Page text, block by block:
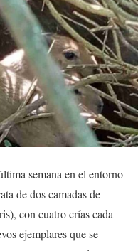
semana en el entorno
de dos camadas de
con cuatro crías cada
ejemplares que se